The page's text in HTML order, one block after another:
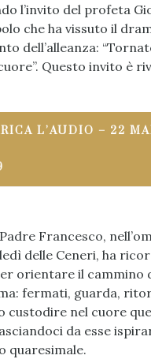
l’invito del profeta
che ha vissuto il
dell’alleanza:
Questo invito è
L’AUDIO – 22
Francesco,
delle Ceneri, ha
orientare il cammino
fermati, guarda,
custodire nel cuore
da esse
quaresimale.